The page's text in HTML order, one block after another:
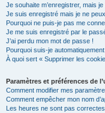
Je souhaite m’enregistrer, mais je
Je suis enregistré mais je ne
Pourquoi ne puis-je pas me
Je me suis enregistré par le
J’ai perdu mon mot de passe !
Pourquoi suis-je
À quoi sert « Supprimer les
Paramètres et préférences de
Comment modifier mes
Comment empêcher mon nom
Les heures ne sont pas